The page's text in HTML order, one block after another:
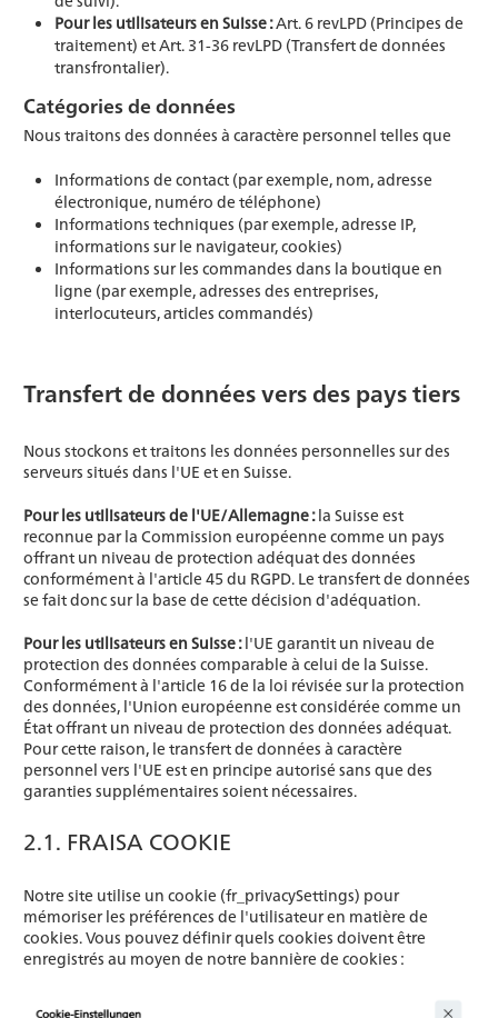
Pour les utilisateurs en Suisse :Art. 6 revLPD (Principes de
traitement) et Art. 31-36 revLPD (Transfert de données
transfrontalier).
Catégories de données
Nous traitons des données à caractère personnel telles que
Informations de contact (par exemple, nom, adresse
électronique, numéro de téléphone)
Informations techniques (par exemple, adresse IP,
informations sur le navigateur, cookies)
Informations sur les commandes dans la boutique en
ligne (par exemple, adresses des entreprises,
interlocuteurs, articles commandés)
Transfert de données vers des pays tiers
Nous stockons et traitons les données personnelles sur des
serveurs situés dans l'UE et en Suisse.
Pour les utilisateurs de l'UE/Allemagne :la Suisse est
reconnue par la Commission européenne comme un pays
offrant un niveau de protection adéquat des données
conformément à l'article 45 du RGPD. Le transfert de données
se fait donc sur la base de cette décision d'adéquation.
Pour les utilisateurs en Suisse :l'UE garantit un niveau de
protection des données comparable à celui de la Suisse.
Conformément à l'article 16 de la loi révisée sur la protection
des données, l'Union européenne est considérée comme un
État offrant un niveau de protection des données adéquat.
Pour cette raison, le transfert de données à caractère
personnel vers l'UE est en principe autorisé sans que des
garanties supplémentaires soient nécessaires.
2.1. FRAISA COOKIE
Notre site utilise un cookie (fr_privacySettings) pour
mémoriser les préférences de l'utilisateur en matière de
cookies. Vous pouvez définir quels cookies doivent être
enregistrés au moyen de notre bannière de cookies :